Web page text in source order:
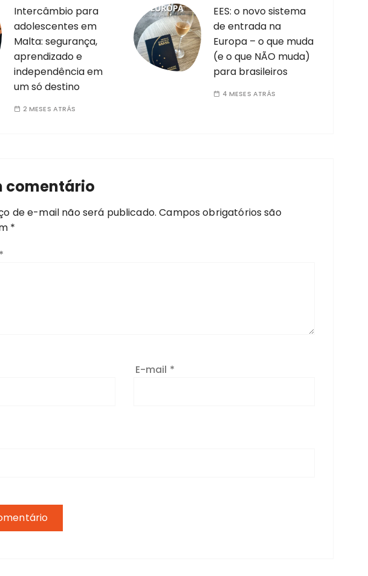
Intercâmbio para
adolescentes em
Malta: segurança,
aprendizado e
independência em
um só destino
2 MESES ATRÁS
EES: o novo sistema
de entrada na
Europa – o que muda
(e o que NÃO muda)
para brasileiros
4 MESES ATRÁS
comentário
de e-mail não será publicado. Campos obrigatórios são
*
*
E-mail *